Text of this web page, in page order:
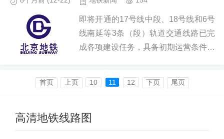
即将开通的17号线中段、18号线和6号
线南延等3条（段）轨道交通线路已完
成各项建设任务，具备初期运营条件。
道交通网络规模、服务能...
首页️ 上页 10 11 12 下页 尾页
高清地铁线路图